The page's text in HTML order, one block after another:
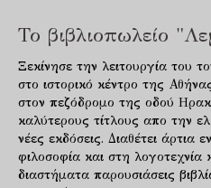
Το βιβλιοπωλείο
Ξεκίνησε την λειτουργία του
στο ιστορικό κέντρο της
στον πεζόδρομο της οδού
καλύτερους τίτλους απο την
νέες εκδόσεις. Διαθέτει
φιλοσοφία και στη λογοτεχνία
διαστήματα παρουσιάσεις